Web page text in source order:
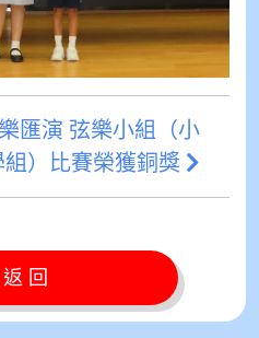
匯演 弦樂小組（小
組）比賽榮獲銅獎
返 回